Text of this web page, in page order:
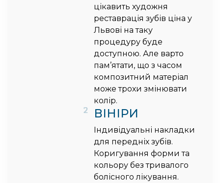
цікавить художня
реставрація зубів ціна у
Львові на таку
процедуру буде
доступною. Але варто
пам’ятати, що з часом
композитний матеріал
може трохи змінювати
колір.
2
ВІНІРИ
Індивідуальні накладки
для передніх зубів.
Коригування форми та
кольору без тривалого
болісного лікування.